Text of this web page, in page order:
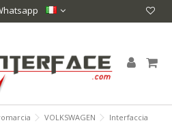
VOLKSWAGEN
Interfaccia